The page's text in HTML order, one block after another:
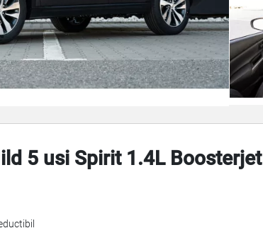
5 usi Spirit 1.4L Boosterjet